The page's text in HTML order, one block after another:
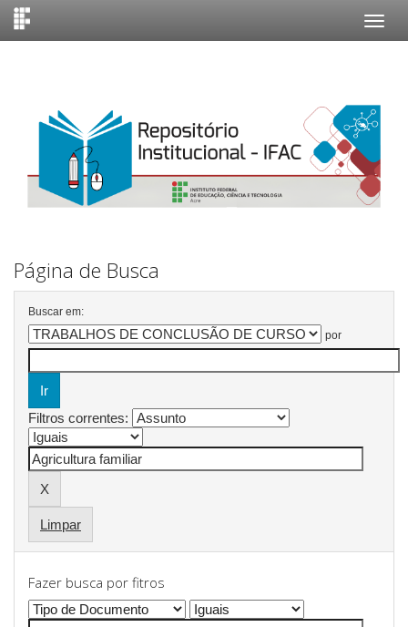
Página de Busca
Buscar em:
por
Filtros correntes:
Limpar
Fazer busca por fitros